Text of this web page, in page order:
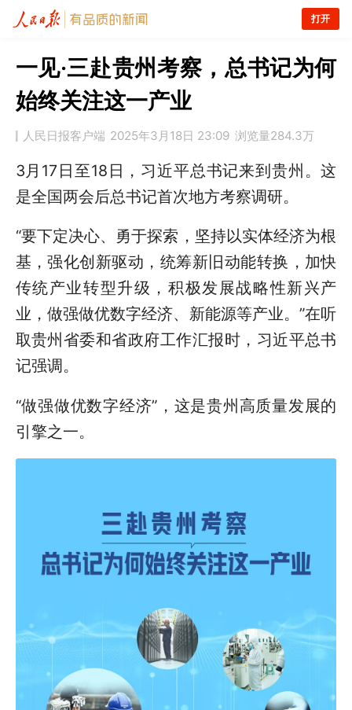
打开
一见·三赴贵州考察，总书记为何
始终关注这一产业
人民日报客户端 2025年3月18日 23:09 浏览量284.3万
3月17日至18日，习近平总书记来到贵州。这
是全国两会后总书记首次地方考察调研。
“要下定决心、勇于探索，坚持以实体经济为根
基，强化创新驱动，统筹新旧动能转换，加快
传统产业转型升级，积极发展战略性新兴产
业，做强做优数字经济、新能源等产业。”在听
取贵州省委和省政府工作汇报时，习近平总书
记强调。
“做强做优数字经济”，这是贵州高质量发展的
引擎之一。